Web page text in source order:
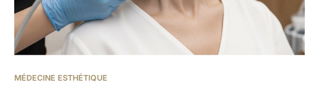
MÉDECINE ESTHÉTIQUE